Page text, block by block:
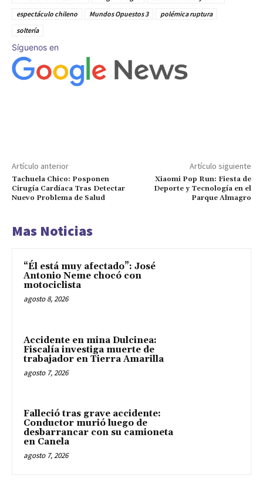
espectáculo chileno
Mundos Opuestos 3
polémica ruptura
soltería
Síguenos en
Artículo anterior
Tachuela Chico: Posponen
Cirugía Cardíaca Tras Detectar
Nuevo Problema de Salud
Artículo siguiente
Xiaomi Pop Run: Fiesta de
Deporte y Tecnología en el
Parque Almagro
Mas Noticias
“Él está muy afectado”: José
Antonio Neme chocó con
motociclista
agosto 8, 2026
Accidente en mina Dulcinea:
Fiscalía investiga muerte de
trabajador en Tierra Amarilla
agosto 7, 2026
Falleció tras grave accidente:
Conductor murió luego de
desbarrancar con su camioneta
en Canela
agosto 7, 2026